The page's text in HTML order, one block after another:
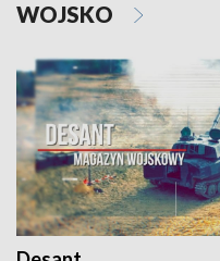
WOJSKO